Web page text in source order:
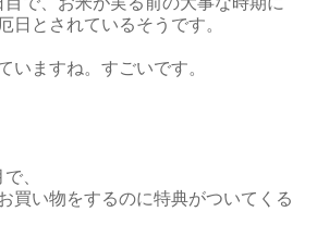
日とされているそうです。
いますね。すごいです。
、
買い物をするのに特典がついてくる